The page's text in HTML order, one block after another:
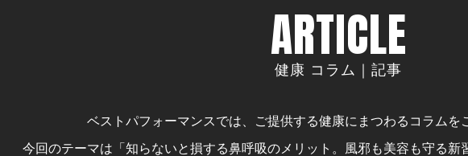
ARTICLE
健康 コラム｜記事
ベストパフォーマンスでは、ご提供する健康にまつわるコラムを
今回のテーマは「知らないと損する鼻呼吸のメリット。風邪も美容も守る新